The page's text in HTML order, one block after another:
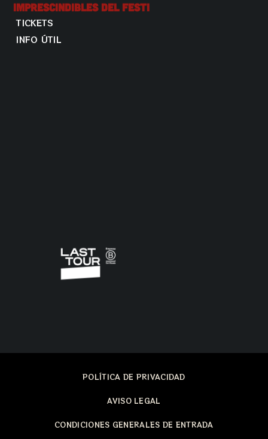
Imprescindibles Del Festi
TICKETS
INFO ÚTIL
POLÍTICA DE PRIVACIDAD
AVISO LEGAL
CONDICIONES GENERALES DE ENTRADA